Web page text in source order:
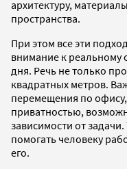
архитектуру,
пространства.
При этом все эти
внимание к реальному
дня. Речь не только
квадратных метров.
перемещения по
приватностью,
зависимости от
помогать человеку
его.